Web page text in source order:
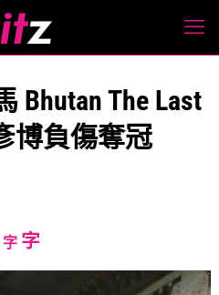
Bhutan The Last
博負傷奪冠
字Reset
字Increase